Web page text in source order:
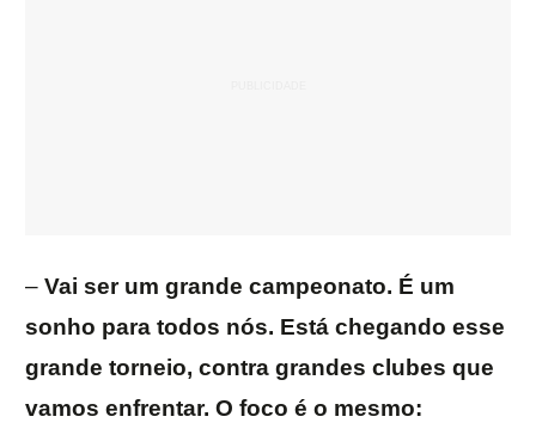
– Vai ser um grande campeonato. É um
sonho para todos nós. Está chegando esse
grande torneio, contra grandes clubes que
vamos enfrentar. O foco é o mesmo: